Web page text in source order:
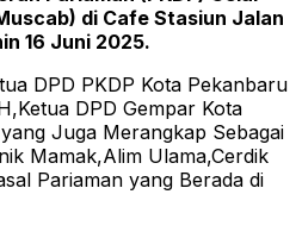
di Cafe Stasiun Jalan
16 Juni 2025.
DPD PKDP Kota Pekanbaru
DPD Gempar Kota
Juga Merangkap Sebagai
Mamak,Alim Ulama,Cerdik
Pariaman yang Berada di